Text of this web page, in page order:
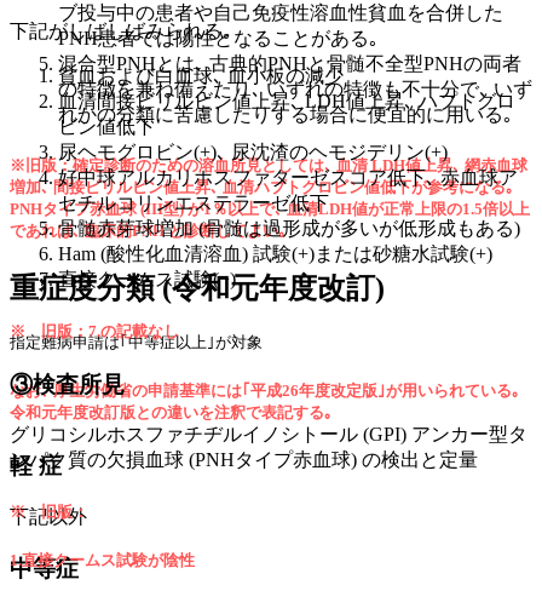
ブ投与中の患者や自己免疫性溶血性貧血を合併した
PNH患者では陽性となることがある｡
混合型PNHとは､ 古典的PNHと骨髄不全型PNHの両者
の特徴を兼ね備えたり､ いずれの特徴も不十分で､ いず
れかの分類に苦慮したりする場合に便宜的に用いる｡
※旧版：確定診断のための溶血所見としては､ 血清 LDH値上昇､ 網赤血球
増加､ 間接ビリルビン値上昇､ 血清ハプトグロビン値低下が参考になる｡
PNHタイプ赤血球 (III型) が1％以上で､ 血清LDH値が正常上限の1.5倍以上
であれば､ 臨床的PNH と診断してよい｡
重症度分類 (令和元年度改訂)
指定難病申請は｢中等症以上｣が対象
なお､ 厚生労働省の申請基準には｢平成26年度改定版｣が用いられている｡
令和元年度改訂版との違いを注釈で表記する｡
軽 症
下記以外
中等症
下記がしばしばみられる｡
貧血および白血球､ 血小板の減少
血清間接ビリルビン値上昇､ LDH値上昇､ ハプトグロ
ビン値低下
尿ヘモグロビン(+)､ 尿沈渣のヘモジデリン(+)
好中球アルカリホスファターゼスコア低下､ 赤血球ア
セチルコリンエステラーゼ低下
骨髄赤芽球増加 (骨髄は過形成が多いが低形成もある)
Ham (酸性化血清溶血) 試験(+)または砂糖水試験(+)
直接クームス試験(−)
※ 旧版：7.の記載なし
③検査所見
グリコシルホスファチヂルイノシトール (GPI) アンカー型タ
ンパク質の欠損血球 (PNHタイプ赤血球) の検出と定量
※ 旧版：
1.直接クームス試験が陰性